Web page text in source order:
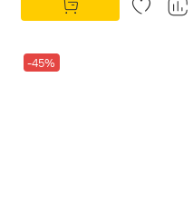
-45%